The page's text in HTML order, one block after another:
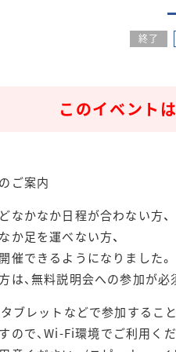
終了
このイベント
ご案内
なかなか日程が合わない方、
か足を運べない方、
催できるようになりました。
、無料説明会への参加が
ブレットなどで参加するこ
で、Wi-Fi環境でご利用くだ